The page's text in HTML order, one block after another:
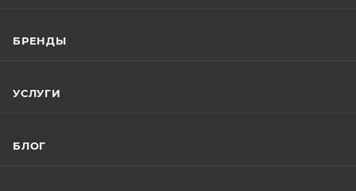
БРЕНДЫ
УСЛУГИ
БЛОГ